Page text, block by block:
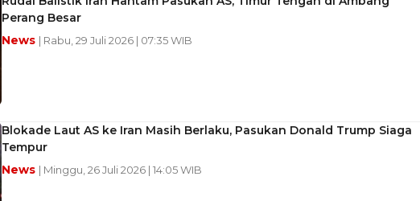
Perang Besar
News | Rabu, 29 Juli 2026 | 07:35 WIB
Blokade Laut AS ke Iran Masih Berlaku, Pasukan Donald Trump Siaga
Tempur
News | Minggu, 26 Juli 2026 | 14:05 WIB